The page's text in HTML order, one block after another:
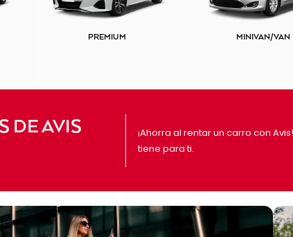
PREMIUM MINIVAN/VAN
DE AVIS
¡Ahorra al rentar un carro con
tiene para ti.